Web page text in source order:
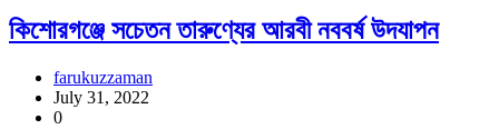
কিশোরগঞ্জে সচেতন তারুণ্যের আরবী নববর্ষ উদযাপন
farukuzzaman
July 31, 2022
0